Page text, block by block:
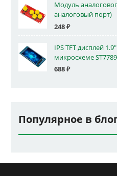
Модуль
аналоговый порт)
248₽
IPS TFT дисплей
микросхеме ST7789
688₽
Популярное в